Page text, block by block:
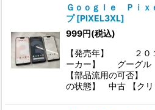
Ｇｏｏｇｌｅ Ｐｉ
プ [PIXEL3XL]
999円(税込)
【発売年】 ２０１
ーカー】 グーグル
【部品流用の可否
の状態】 中古 【クリ